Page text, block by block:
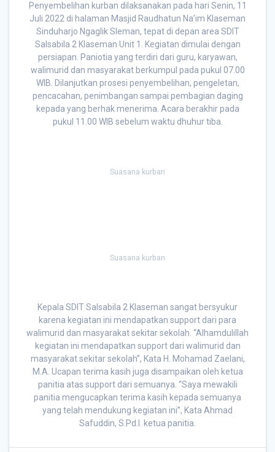
Penyembelihan kurban dilaksanakan pada hari Senin, 11
Juli 2022 di halaman Masjid Raudhatun Na’im Klaseman
Sinduharjo Ngaglik Sleman, tepat di depan area SDIT
Salsabila 2 Klaseman Unit 1. Kegiatan dimulai dengan
persiapan. Paniotia yang terdiri dari guru, karyawan,
walimurid dan masyarakat berkumpul pada pukul 07.00
WIB. Dilanjutkan prosesi penyembelihan, pengeletan,
pencacahan, penimbangan sampai pembagian daging
kepada yang berhak menerima. Acara berakhir pada
pukul 11.00 WIB sebelum waktu dhuhur tiba.
Suasana kurban
Suasana kurban
Kepala SDIT Salsabila 2 Klaseman sangat bersyukur
karena kegiatan ini mendapatkan support dari para
walimurid dan masyarakat sekitar sekolah. “Alhamdulillah
kegiatan ini mendapatkan support dari walimurid dan
masyarakat sekitar sekolah”, Kata H. Mohamad Zaelani,
M.A. Ucapan terima kasih juga disampaikan oleh ketua
panitia atas support dari semuanya. “Saya mewakili
panitia mengucapkan terima kasih kepada semuanya
yang telah mendukung kegiatan ini”, Kata Ahmad
Safuddin, S.Pd.I. ketua panitia.